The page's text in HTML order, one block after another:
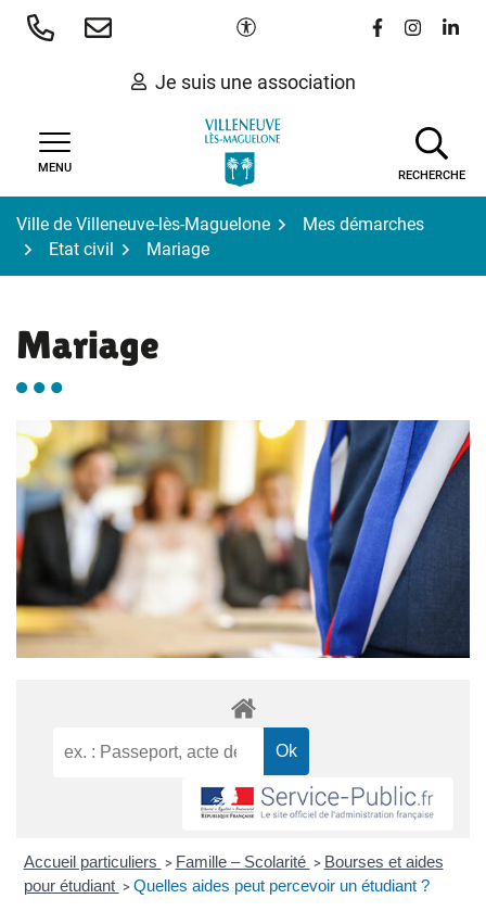
Aller
Paramètres d'accessibilité
Lien vers le
Lien vers
Lien
Je suis une association
MENU
RECHERCHE
Ville de Villeneuve-lès-Maguelone
Mes démarches
Etat civil
Mariage
Mariage
Accueil particuliers > Famille – Scolarité > Bourses et aides
pour étudiant > Quelles aides peut percevoir un étudiant ?